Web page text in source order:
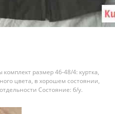
размер 46-48/4: куртка,
цвета, в хорошем состоянии,
Состояние: б/у.